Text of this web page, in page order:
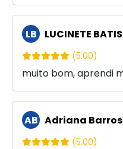
LB LUCINETE
(5.00)
muito bom, aprendi
AB Adriana
(5.00)